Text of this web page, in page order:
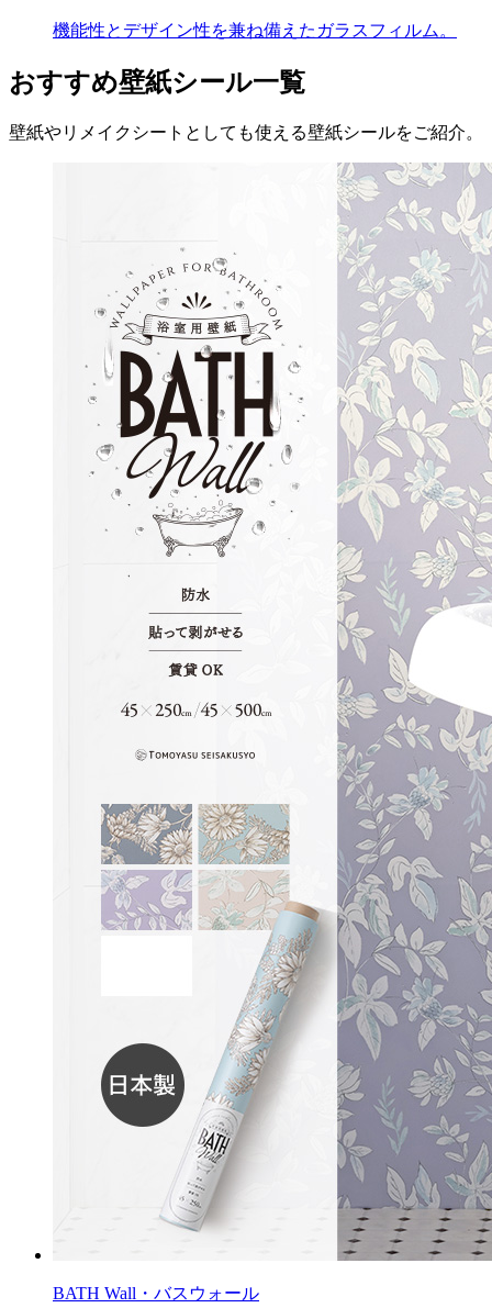
機能性とデザイン性を兼ね備えたガラスフィルム。
おすすめ壁紙シール一覧
壁紙やリメイクシートとしても使える壁紙シールをご紹介。
BATH Wall・バスウォール